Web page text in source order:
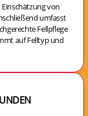
von
umfasst
Fellpflege
auf Felltyp und